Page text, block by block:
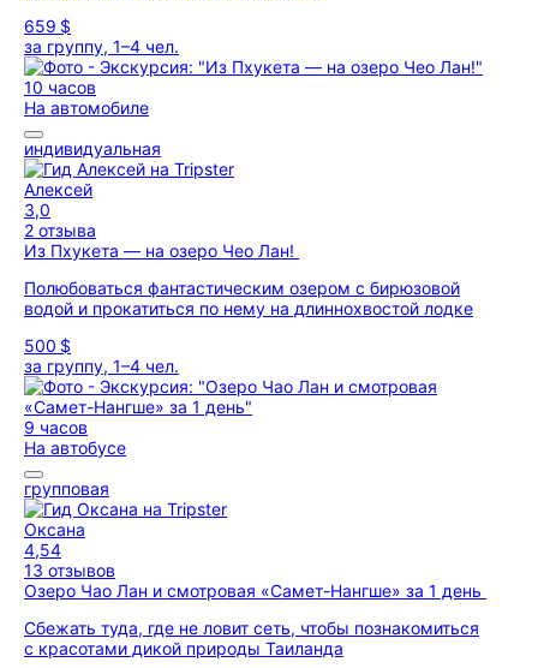
659 $
за группу, 1–4 чел.
10 часов
На автомобиле
индивидуальная
Алексей
3,0
2 отзыва
Из Пхукета — на озеро Чео Лан!
Полюбоваться фантастическим озером с бирюзовой
водой и прокатиться по нему на длиннохвостой лодке
500 $
за группу, 1–4 чел.
9 часов
На автобусе
групповая
Оксана
4,54
13 отзывов
Озеро Чао Лан и смотровая «Самет-Нангше» за 1 день
Сбежать туда, где не ловит сеть, чтобы познакомиться
с красотами дикой природы Таиланда